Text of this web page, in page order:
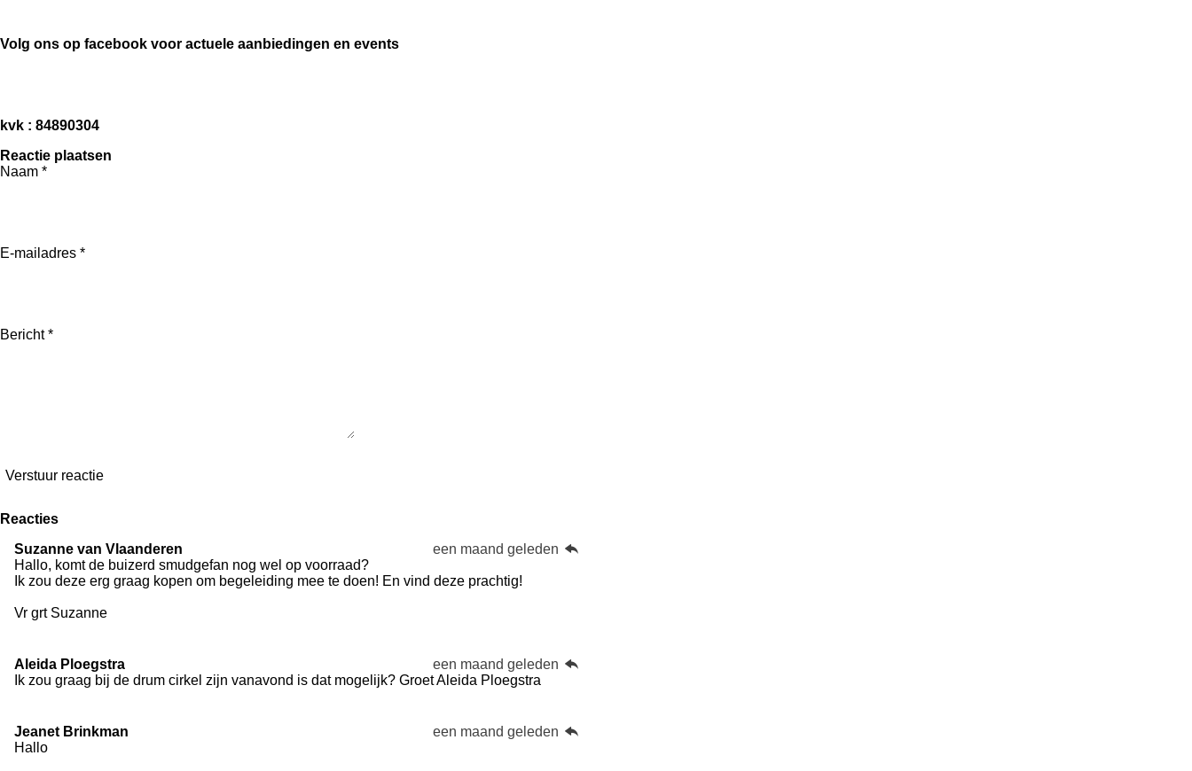
Volg ons op facebook voor actuele aanbiedingen en events
c
b
o
kvk : 84890304
Reactie plaatsen
Naam *
E-mailadres *
Bericht *
Verstuur reactie
Reacties
Suzanne van Vlaanderen
een maand geleden
Hallo, komt de buizerd smudgefan nog wel op voorraad?
Ik zou deze erg graag kopen om begeleiding mee te doen! En vind deze prachtig!
Vr grt Suzanne
Aleida Ploegstra
een maand geleden
Ik zou graag bij de drum cirkel zijn vanavond is dat mogelijk? Groet Aleida Ploegstra
Jeanet Brinkman
een maand geleden
Hallo